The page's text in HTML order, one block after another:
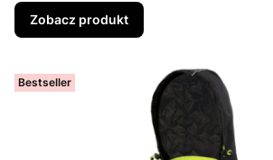
Zobacz produkt
Bestseller